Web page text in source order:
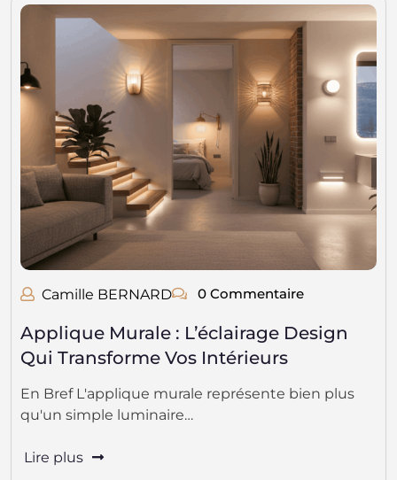
Camille BERNARD 0 Commentaire
Applique Murale : L’éclairage Design
Qui Transforme Vos Intérieurs
En Bref L'applique murale représente bien plus
qu'un simple luminaire…
Lire plus